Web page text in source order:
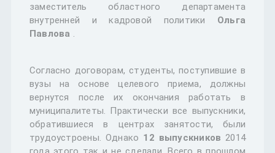
заместитель областного департамента
внутренней и кадровой политики Ольга
Павлова .
Согласно договорам, студенты, поступившие в
вузы на основе целевого приема, должны
вернутся после их окончания работать в
муниципалитеты. Практически все выпускники,
обратившиеся в центрах занятости, были
трудоустроены. Однако 12 выпускников2014